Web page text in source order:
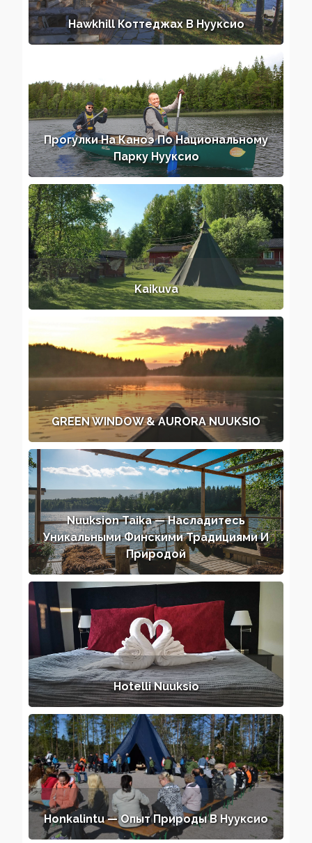
Hawkhill Коттеджах В Нууксио
Прогулки На Каноэ По Национальному
Парку Нууксио
Kaikuva
GREEN WINDOW & AURORA NUUKSIO
Nuuksion Taika — Насладитесь
Уникальными Финскими Традициями И
Природой
Hotelli Nuuksio
Honkalintu — Опыт Природы В Нууксио